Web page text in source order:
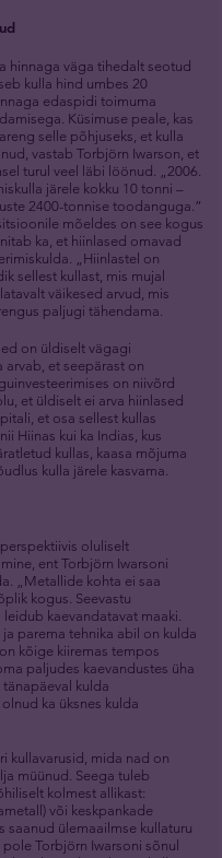
hinnaga väga tihedalt seotud
kulla hind umbes 20
edaspidi toimuma
Küsimuse peale, kas
selle põhjuseks, et kulla
vastab Torbjörn Iwarson, et
turul veel läbi löönud. „2006.
järele kokku 10 tonni –
2400-tonnise toodanguga.”
mõeldes on see kogus
ka, et hiinlased omavad
„Hiinlastel on
sellest kullast, mis mujal
väikesed arvud, mis
paljugi tähendama.
on üldiselt vägagi
et seepärast on
on niivõrd
et üldiselt ei arva hiinlased
et osa sellest kullas
Hiinas kui ka Indias, kus
kullas, kaasa mõjuma
kulla järele kasvama.
oluliselt
ent Torbjörn Iwarsoni
„Metallide kohta ei saa
kogus. Seevastu
kaevandatavat maaki.
parema tehnika abil on kulda
kõige kiiremas tempos
paljudes kaevandustes üha
kulda
ka üksnes kulda
kullavarusid, mida nad on
müünud. Seega tuleb
kolmest allikast:
või keskpankade
saanud ülemaailmse kullaturu
Torbjörn Iwarsoni sõnul